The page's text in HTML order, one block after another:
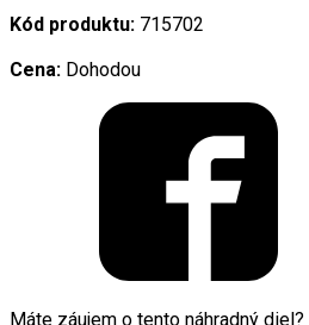
Kód produktu: 715702
Cena: Dohodou
Máte záujem o tento náhradný